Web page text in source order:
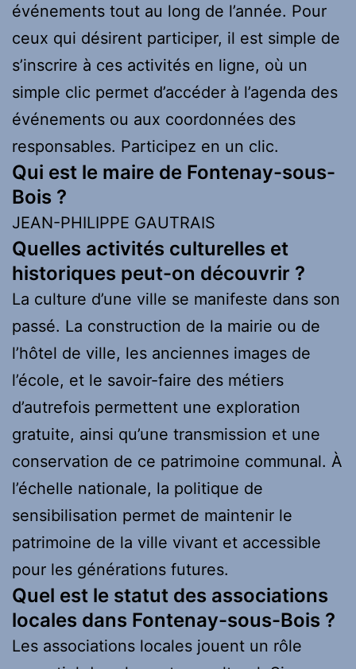
événements tout au long de l’année. Pour
ceux qui désirent participer, il est simple de
s’inscrire à ces activités en ligne, où un
simple clic permet d’accéder à l’agenda des
événements ou aux coordonnées des
responsables. Participez en un clic.
Qui est le maire de Fontenay-sous-
Bois ?
JEAN-PHILIPPE GAUTRAIS
Quelles activités culturelles et
historiques peut-on découvrir ?
La culture d’une ville se manifeste dans son
passé. La construction de la mairie ou de
l’hôtel de ville, les anciennes images de
l’école, et le savoir-faire des métiers
d’autrefois permettent une exploration
gratuite, ainsi qu’une transmission et une
conservation de ce patrimoine communal. À
l’échelle nationale, la politique de
sensibilisation permet de maintenir le
patrimoine de la ville vivant et accessible
pour les générations futures.
Quel est le statut des associations
locales dans Fontenay-sous-Bois ?
Les associations locales jouent un rôle